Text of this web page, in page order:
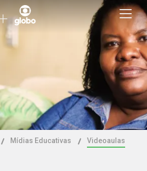
Mídias Educativas Videoaulas